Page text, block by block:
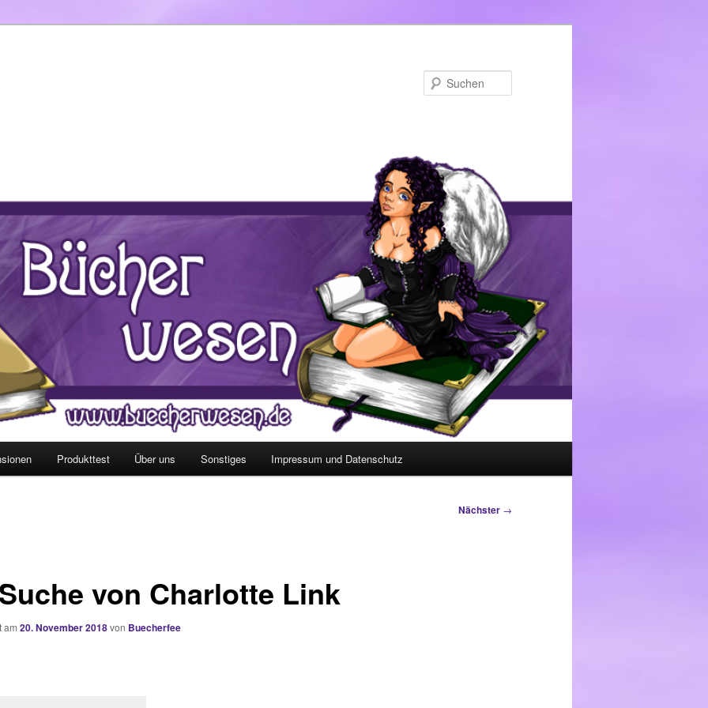
Produkttest Über uns Sonstiges Impressum und Datenschutz
Nächster →
von Charlotte Link
am 20. November 2018von Buecherfee